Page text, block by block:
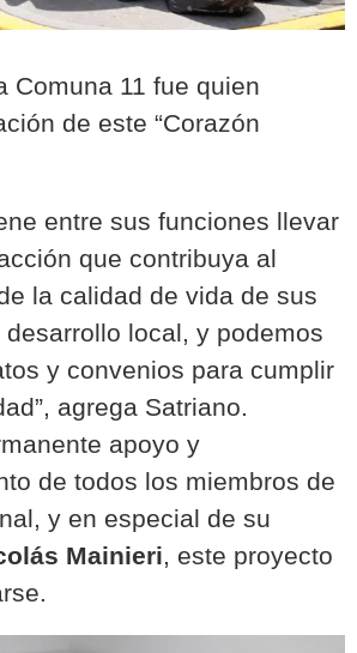
Comuna 11 fue quien
de este “Corazón
entre sus funciones llevar
que contribuya al
la calidad de vida de sus
local, y podemos
y convenios para cumplir
agrega Satriano.
apoyo y
de todos los miembros de
y en especial de su
Mainieri, este proyecto